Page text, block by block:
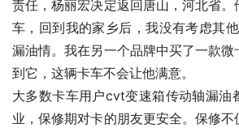
责任，杨丽宏决定返回唐山，河北省
车，回到我的家乡后，我没有考虑其
漏油情。我在另一个品牌中买了一款
到它，这辆卡车不会让他满意。
大多数卡车用户cvt变速箱传动轴漏油
业，保修期对卡的朋友更安全。保修